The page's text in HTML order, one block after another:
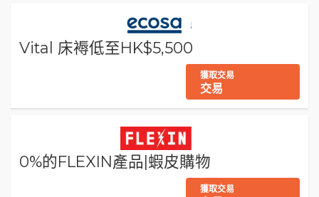
Vital 床褥低至HK$5,500
獲取交易
交易
0%的FLEXIN產品|蝦皮購物
獲取交易